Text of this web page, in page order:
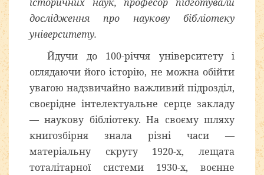
дослідження про наукову бібліотеку
університету.
Йдучи до 100-річчя університету і
оглядаючи його історію, не можна обійти
увагою надзвичайно важливий підрозділ,
своєрідне інтелектуальне серце закладу
— наукову бібліотеку. На своєму шляху
книгозбірня знала різні часи —
матеріальну скруту 1920-х, лещата
тоталітарної системи 1930-х, воєнне